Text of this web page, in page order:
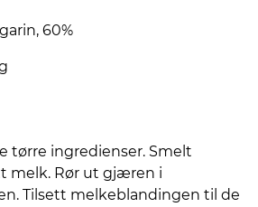
60%
tørre ingredienser. Smelt
melk. Rør ut gjæren i
Tilsett melkeblandingen til de